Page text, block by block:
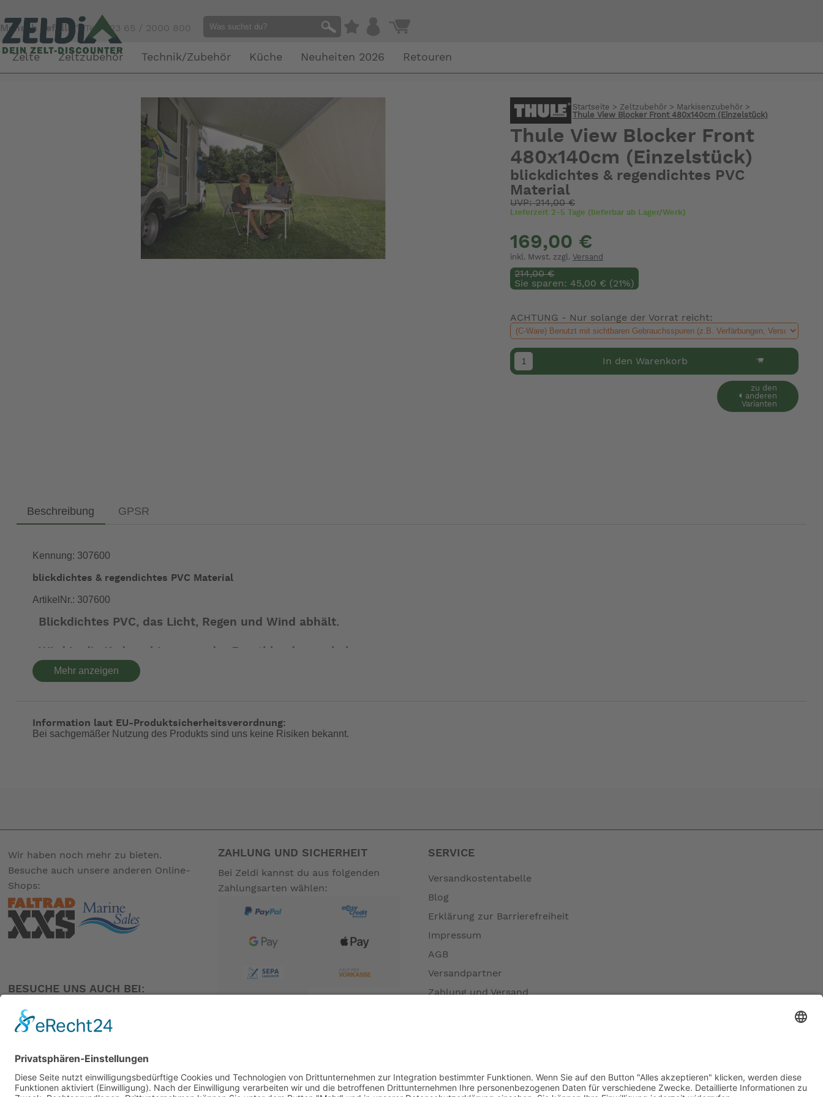
Mensch gefällig? Tel. 023 65 / 2000 800
Zelte Zeltzubehör Technik/Zubehör Küche Neuheiten 2026 Retouren
Startseite > Zeltzubehör > Markisenzubehör >
Thule View Blocker Front 480x140cm (Einzelstück)
Thule View Blocker Front
480x140cm (Einzelstück)
blickdichtes & regendichtes PVC
Material
UVP: 214,00 €
Lieferzeit 2-5 Tage (lieferbar ab Lager/Werk)
169,00 €
inkl. Mwst. zzgl. Versand
214,00 €
Sie sparen: 45,00 € (21%)
ACHTUNG - Nur solange der Vorrat reicht:
In den Warenkorb
zu den
anderen
Varianten
Beschreibung GPSR
Kennung: 307600
blickdichtes & regendichtes PVC Material
ArtikelNr.: 307600
Blickdichtes PVC, das Licht, Regen und Wind abhält.
Wird in die Kederschiene von der Frontblende geschoben.
Merkmale
Höhe: 1,40m
Passt zu allen Thule Omnistor Markisen
Für die Omnistor 6002 (3,25m und 3,75m) gibt es kein passenden Zuschnitt.
Mehr anzeigen
Information laut EU-Produktsicherheitsverordnung:
Bei sachgemäßer Nutzung des Produkts sind uns keine Risiken bekannt.
Wir haben noch mehr zu bieten.
Besuche auch unsere anderen Online-
Shops:
BESUCHE UNS AUCH BEI:
ZAHLUNG UND SICHERHEIT
Bei Zeldi kannst du aus folgenden
Zahlungsarten wählen:
SERVICE
Versandkostentabelle
Blog
Erklärung zur Barrierefreiheit
Impressum
AGB
Versandpartner
Zahlung und Versand
Fernabsatz